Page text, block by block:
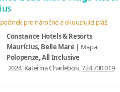
pro náročné a okouzlující pláž
Constance Hotels & Resorts
Maurícius, Belle Mare | Mapa
Polopenze, All Inclusive
2024, Kateřina Charlebois,724 730 019